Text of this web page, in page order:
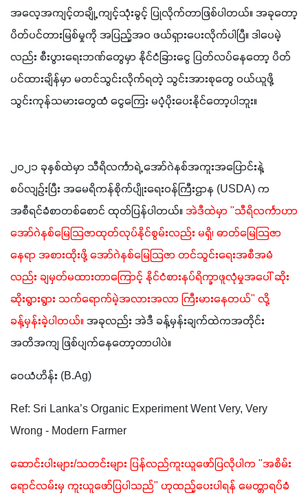
အလေ့အကျင့်တချို့ ကျင့်သုံးခွင့် ပြုလိုက်တာဖြစ်ပါတယ်။ အခုတော့
ပိတ်ပင်တားမြစ်မှုကို အပြည့်အဝ ဖယ်ရှားပေးလိုက်ပါပြီ။ ဒါပေမဲ့
လည်း စီးပွားရေးဘဏ်တွေမှာ နိုင်ငံခြားငွေ ပြတ်လပ်နေတော့ ပိတ်
ပင်ထားချိန်မှာ မတင်သွင်းလိုက်ရတဲ့ သွင်းအားစုတွေ ဝယ်ယူဖို့
သွင်းကုန်သမားတွေထံ ငွေကြေး မပံ့ပိုးပေးနိုင်တော့ပါဘူး။
၂၀၂၁ ခုနှစ်ထဲမှာ သီရိလင်္ကာရဲ့ အော်ဂဲနစ်အကူးအပြောင်းနဲ့
စပ်လျဉ်းပြီး အမေရိကန်စိုက်ပျိုးရေးဝန်ကြီးဌာန (USDA) က
အစီရင်ခံစာတစ်စောင် ထုတ်ပြန်ပါတယ်။ အဲဒီထဲမှာ "သီရိလင်္ကာဟာ
အော်ဂဲနစ်မြေသြဇာထုတ်လုပ်နိုင်စွမ်းလည်း မရှိ၊ ဓာတ်မြေသြဇာ
နေရာ အစားထိုးဖို့ အော်ဂဲနစ်မြေသြဇာ တင်သွင်းရေးအစီအမံ
လည်း ချမှတ်မထားတာကြောင့် နိုင်ငံစားနပ်ရိက္ခာဖူလုံမှုအပေါ် ဆိုး
ဆိုးရွားရွား သက်ရောက်မဲ့အလားအလာ ကြီးမားနေတယ်" လို့
ခန့်မှန်းခဲ့ပါတယ်။ အခုလည်း အဲဒီ ခန့်မှန်းချက်ထဲကအတိုင်း
အတိအကျ ဖြစ်ပျက်နေတော့တာပါပဲ။
ဝေယံဟိန်း (B.Ag)
Ref: Sri Lanka’s Organic Experiment Went Very, Very
Wrong - Modern Farmer
ဆောင်းပါးများ/သတင်းများ ပြန်လည်ကူးယူဖော်ပြလိုပါက "အစိမ်း
ရောင်လမ်းမှ ကူးယူဖော်ပြပါသည်" ဟုထည့်ပေးပါရန် မေတ္တာရပ်ခံ